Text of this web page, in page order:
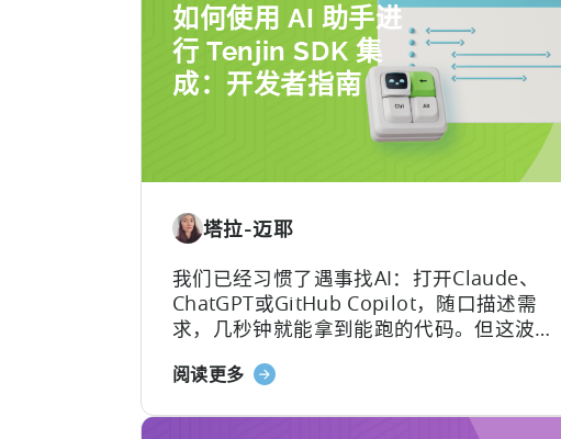
如何使用 AI 助手进
行 Tenjin SDK 集
成：开发者指南
塔拉-迈耶
我们已经习惯了遇事找AI：打开Claude、
ChatGPT或GitHub Copilot，随口描述需
求，几秒钟就能拿到能跑的代码。但这波
Hallucination（大模型幻觉）.
阅读更多关